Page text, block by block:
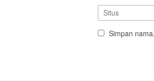
Simpan